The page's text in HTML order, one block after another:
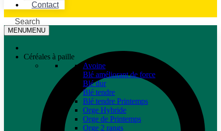
Contact
Search
MENUMENU
Céréales à paille
Avoine
Blé améliorant de force
Blé dur
Blé tendre
Blé tendre Printemps
Orge Hybride
Orge de Printemps
Orge 2 rangs